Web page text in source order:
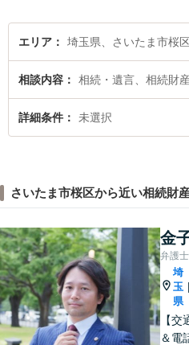
相談くださ
エリア 埼玉県、さいたま市桜区
相談内容 相続・遺言、相続財
詳細条件 未選択
さいたま市桜区から近い相続財
金
弁護
埼
玉
県
【
＆電